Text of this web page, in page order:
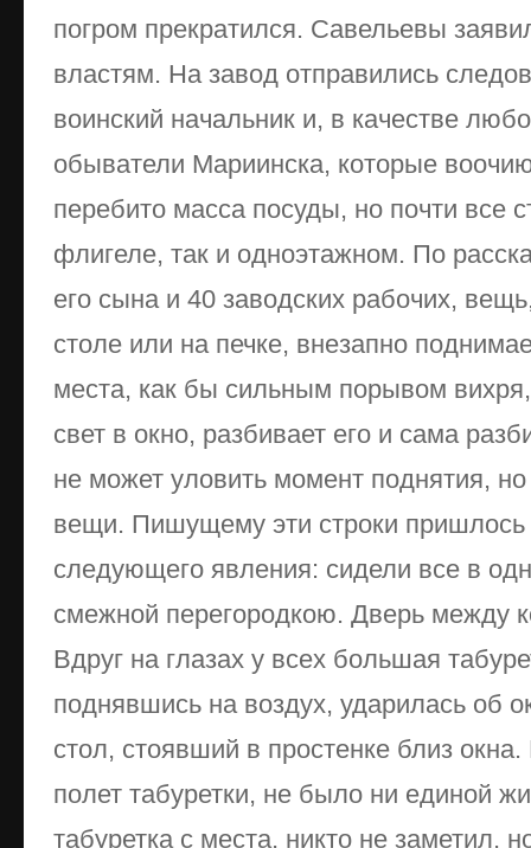
погром прекратился. Савельевы
властям. На завод отправились
воинский начальник и, в качестве
обыватели Мариинска, которые
перебито масса посуды, но почти все
флигеле, так и одноэтажном. По
его сына и 40 заводских рабочих,
столе или на печке, внезапно
места, как бы сильным порывом
свет в окно, разбивает его и сама
не может уловить момент поднятия,
вещи. Пишущему эти строки
следующего явления: сидели все в
смежной перегородкою. Дверь между
Вдруг на глазах у всех большая
поднявшись на воздух, ударилась об
стол, стоявший в простенке близ
полет табуретки, не было ни единой
табуретка с места, никто не заметил,